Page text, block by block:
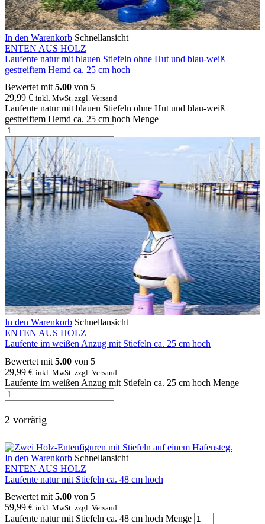
In den Warenkorb Schnellansicht
ENTEN AUS HOLZ
Laufente natur mit blauen Stiefeln ohne Hut und blau-weiß
gestreiftem Hemd ca. 25 cm hoch
Bewertet mit5.00 von 5
29,99 € inkl. MwSt. zzgl. Versand
Laufente natur mit blauen Stiefeln ohne Hut und blau-weiß
gestreiftem Hemd ca. 25 cm hoch Menge
In den Warenkorb Schnellansicht
ENTEN AUS HOLZ
Laufente im weißen Anzug mit Stiefeln ca. 25 cm hoch
Bewertet mit 5.00 von 5
29,99 € inkl. MwSt. zzgl. Versand
Laufente im weißen Anzug mit Stiefeln ca. 25 cm hoch Menge
2 vorrätig
In den Warenkorb Schnellansicht
ENTEN AUS HOLZ
Laufente natur mit Stiefeln ca. 48 cm hoch
Bewertet mit 5.00 von 5
59,99 € inkl. MwSt. zzgl. Versand
Laufente natur mit Stiefeln ca. 48 cm hoch Menge